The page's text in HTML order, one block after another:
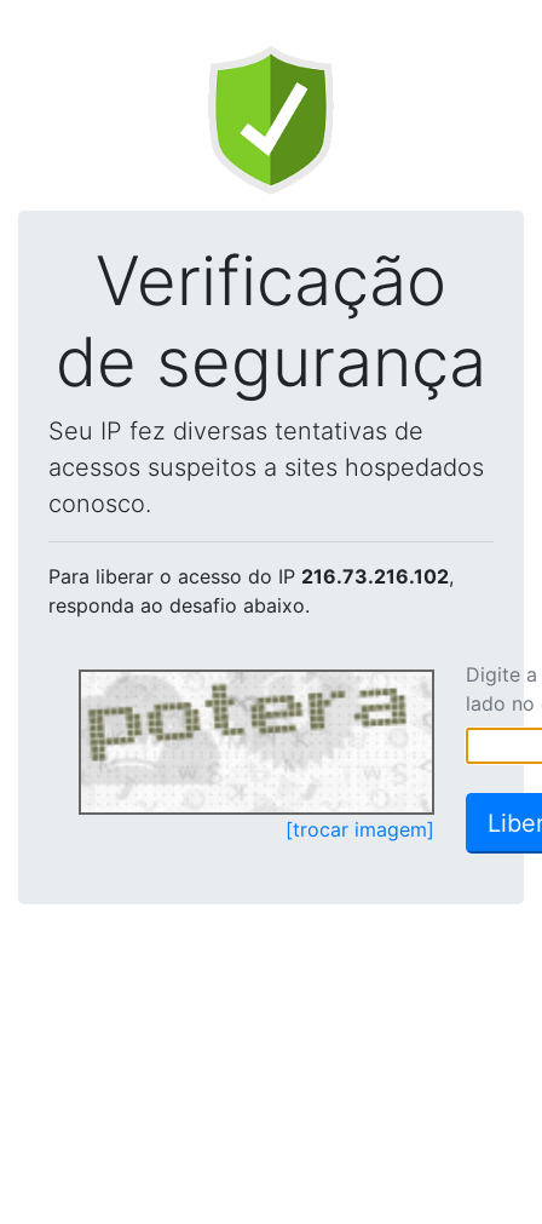
Verificação
de segurança
Seu IP fez diversas tentativas de
acessos suspeitos a sites hospedados
conosco.
Para liberar o acesso do IP 216.73.216.102,
responda ao desafio abaixo.
[trocar imagem]
Digite
lado no